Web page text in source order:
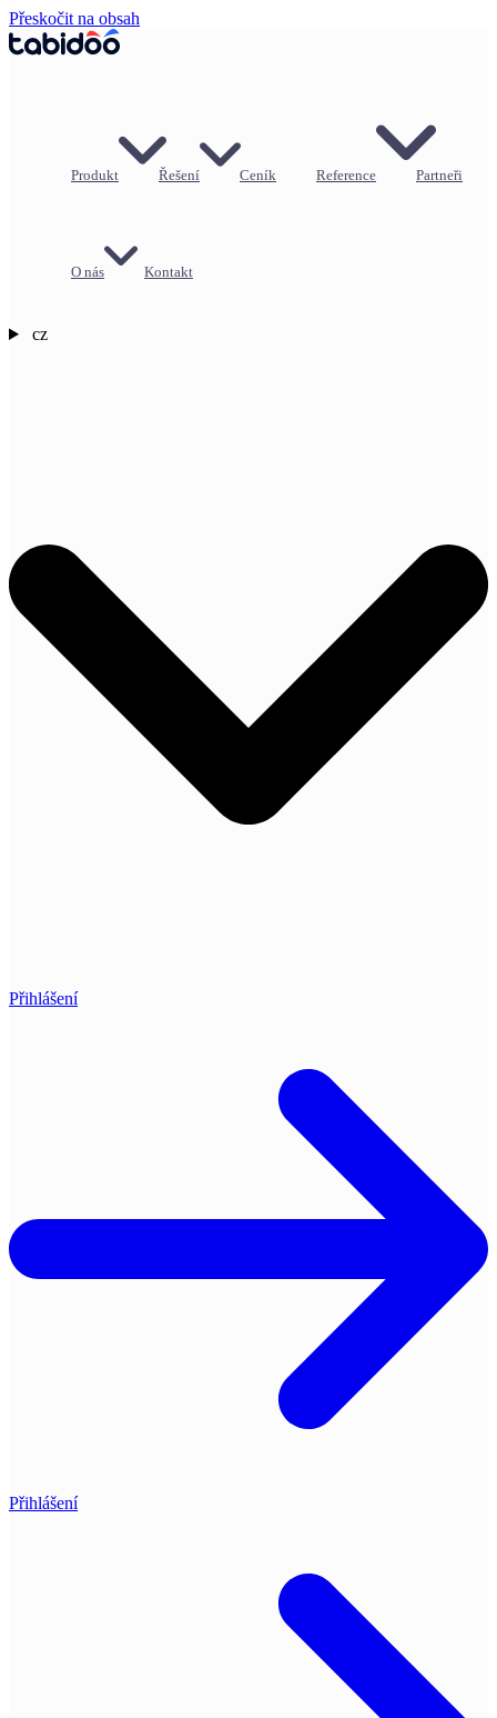
Přeskočit na obsah
Produkt Řešení Ceník Reference Partneři
O nás Kontakt
cz
Přihlášení
Přihlášení